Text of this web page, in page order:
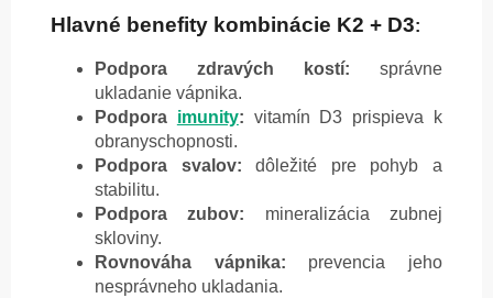
Hlavné benefity kombinácie K2 + D3:
Podpora zdravých kostí: správne
ukladanie vápnika.
Podpora imunity: vitamín D3 prispieva k
obranyschopnosti.
Podpora svalov: dôležité pre pohyb a
stabilitu.
Podpora zubov: mineralizácia zubnej
skloviny.
Rovnováha vápnika: prevencia jeho
nesprávneho ukladania.